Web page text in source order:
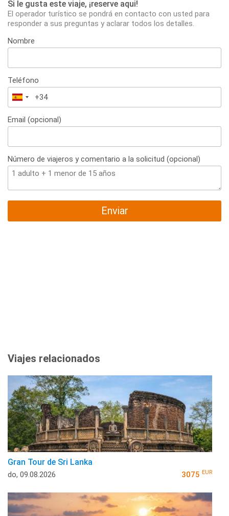
Si le gusta este viaje, ¡reserve aqui!
El operador turístico se pondrá en contacto con usted para
responder a sus preguntas y aclarar todos los detalles.
Nombre
Teléfono
España
+34
Email (opcional)
Número de viajeros y comentario a la solicitud (opcional)
Enviar
Viajes relacionados
Gran Tour de Sri Lanka
do, 09.08.2026 3075 EUR